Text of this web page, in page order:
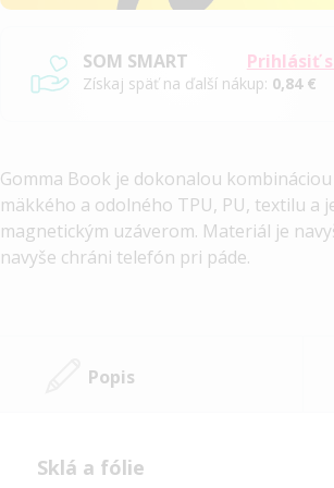
Prihlásiť
SOM SMART
Získaj späť na ďalší nákup: 0,84 €
Gomma Book je dokonalou
mäkkého a odolného TPU, PU, textilu a
magnetickým uzáverom. Materiál je
navyše chráni telefón pri páde.
Popis
Sklá a fólie